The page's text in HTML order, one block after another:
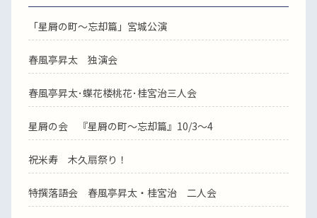
「星屑の町～忘却篇」宮城公演
春風亭昇太 独演会
春風亭昇太･蝶花楼桃花･桂宮治三人会
星屑の会 『星屑の町～忘却篇』10/3～4
祝米寿 木久扇祭り！
特撰落語会 春風亭昇太・桂宮治 二人会